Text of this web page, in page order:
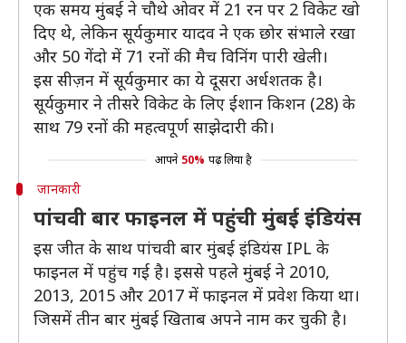
एक समय मुंबई ने चौथे ओवर में 21 रन पर 2 विकेट खो
दिए थे, लेकिन सूर्यकुमार यादव ने एक छोर संभाले रखा
और 50 गेंदो में 71 रनों की मैच विनिंग पारी खेली।
इस सीज़न में सूर्यकुमार का ये दूसरा अर्धशतक है।
सूर्यकुमार ने तीसरे विकेट के लिए ईशान किशन (28) के
साथ 79 रनों की महत्वपूर्ण साझेदारी की।
आपने 50% पढ़ लिया है
जानकारी
पांचवी बार फाइनल में पहुंची मुंबई इंडियंस
इस जीत के साथ पांचवी बार मुंबई इंडियंस IPL के
फाइनल में पहुंच गई है। इससे पहले मुंबई ने 2010,
2013, 2015 और 2017 में फाइनल में प्रवेश किया था।
जिसमें तीन बार मुंबई खिताब अपने नाम कर चुकी है।